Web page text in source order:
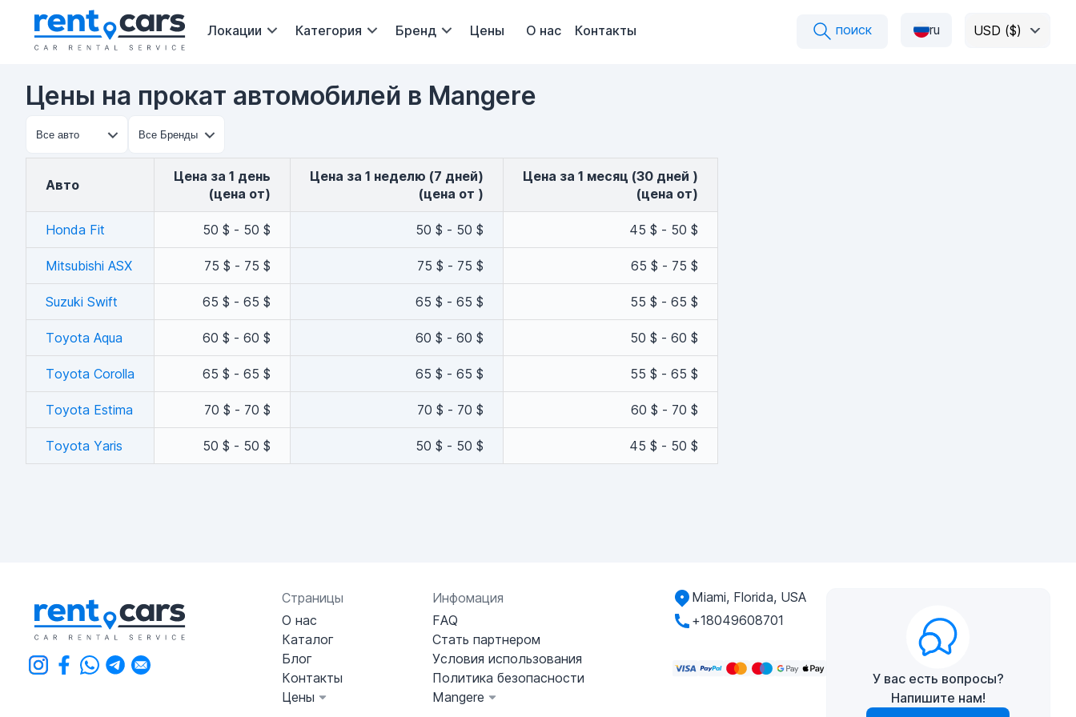
Локации Категория Бренд Цены О нас Контакты поиск ru USD ($)
Цены на прокат автомобилей в Mangere
авто
Цена за 1 день
(цена от)
Цена за 1 неделю (7 дней)
(цена от )
Цена за 1 месяц (30 дней )
(цена от)
Honda Fit 50 $ - 50 $ 50 $ - 50 $ 45 $ - 50 $
Mitsubishi ASX 75 $ - 75 $ 75 $ - 75 $ 65 $ - 75 $
Suzuki Swift 65 $ - 65 $ 65 $ - 65 $ 55 $ - 65 $
Toyota Aqua 60 $ - 60 $ 60 $ - 60 $ 50 $ - 60 $
Toyota Corolla 65 $ - 65 $ 65 $ - 65 $ 55 $ - 65 $
Toyota Estima 70 $ - 70 $ 70 $ - 70 $ 60 $ - 70 $
Toyota Yaris 50 $ - 50 $ 50 $ - 50 $ 45 $ - 50 $
Страницы
О нас
Каталог
Блог
Контакты
Цены
Инфомация
FAQ
Стать партнером
Условия использования
Политика безопасности
Mangere
Miami, Florida, USA
+18049608701
У вас есть вопросы?
Напишите нам!